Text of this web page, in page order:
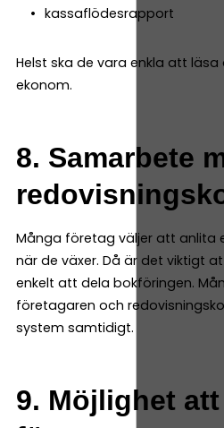
kassaflödesrapport
Helst ska de vara enkla att
ekonom.
8. Samarbete
Många företag väljer att anlita
när de växer. Då är det viktigt
enkelt att dela bokföringen.
företagaren och
system samtidigt.
9. Möjlighet